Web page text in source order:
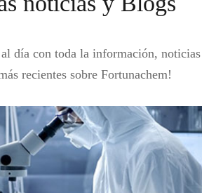
al día con toda la información, noticias
recientes sobre Fortunachem!